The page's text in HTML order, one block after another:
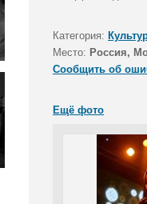
Категория:
Место: Россия,
Сообщить об
Ещё фото